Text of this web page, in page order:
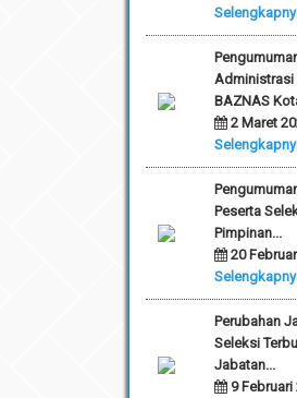
Administrasi
BAZNAS
2 Maret
Peserta
Pimpinan...
20
Perubahan
Seleksi
Jabatan...
9 Februari